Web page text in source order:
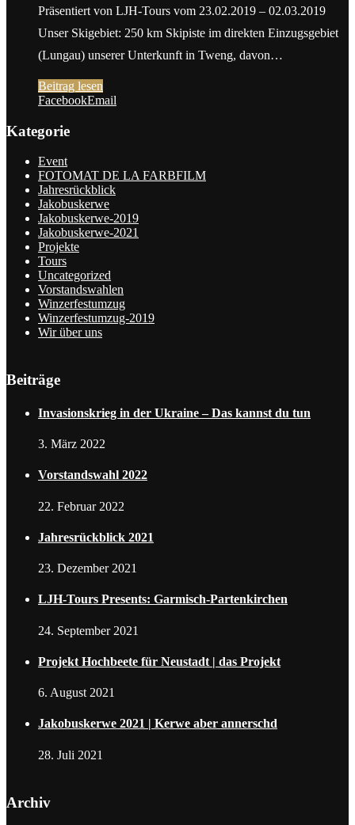
Präsentiert von LJH-Tours vom 23.02.2019 – 02.03.2019
Unser Skigebiet: 250 km Skipiste im direkten Einzugsgebiet
(Lungau) unserer Unterkunft in Tweng, davon…
Beitrag lesen
FacebookEmail
Kategorie
Event
FOTOMAT DE LA FARBFILM
Jahresrückblick
Jakobuskerwe
Jakobuskerwe-2019
Jakobuskerwe-2021
Projekte
Tours
Uncategorized
Vorstandswahlen
Winzerfestumzug
Winzerfestumzug-2019
Wir über uns
Beiträge
Invasionskrieg in der Ukraine – Das kannst du tun
3. März 2022
Vorstandswahl 2022
22. Februar 2022
Jahresrückblick 2021
23. Dezember 2021
LJH-Tours Presents: Garmisch-Partenkirchen
24. September 2021
Projekt Hochbeete für Neustadt | das Projekt
6. August 2021
Jakobuskerwe 2021 | Kerwe aber annerschd
28. Juli 2021
Archiv